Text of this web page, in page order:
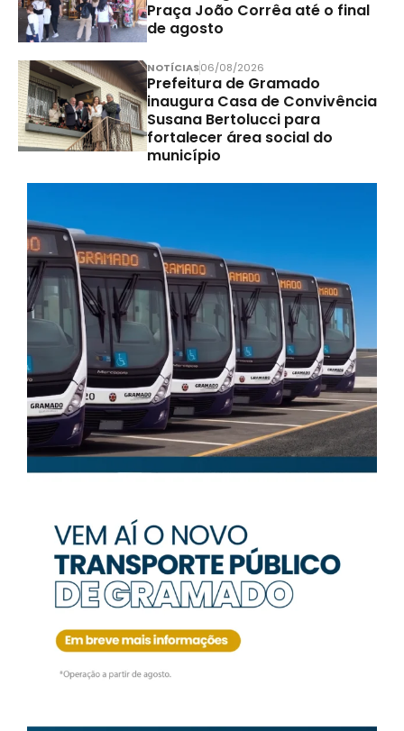
Praça João Corrêa até o final
de agosto
NOTÍCIAS06/08/2026
Prefeitura de Gramado
inaugura Casa de Convivência
Susana Bertolucci para
fortalecer área social do
município